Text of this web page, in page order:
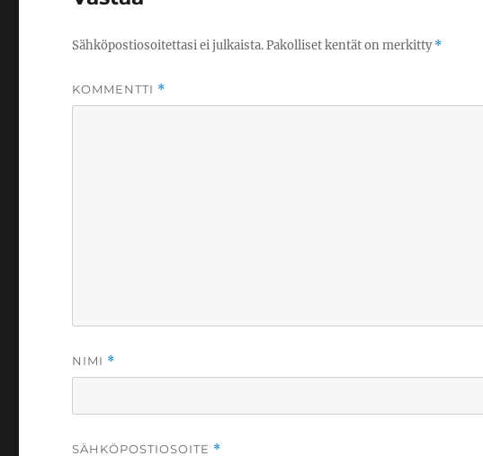
Sähköpostiosoitettasi ei julkaista.Pakolliset kentät on merkitty*
KOMMENTTI *
NIMI *
SÄHKÖPOSTIOSOITE *